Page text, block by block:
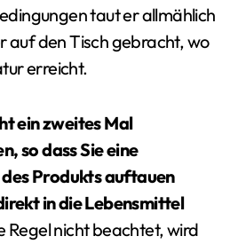
taut er allmählich
auf den Tisch gebracht, wo
erreicht.
ein zweites Mal
so dass Sie eine
Produkts auftauen
in die Lebensmittel
Regel nicht beachtet, wird